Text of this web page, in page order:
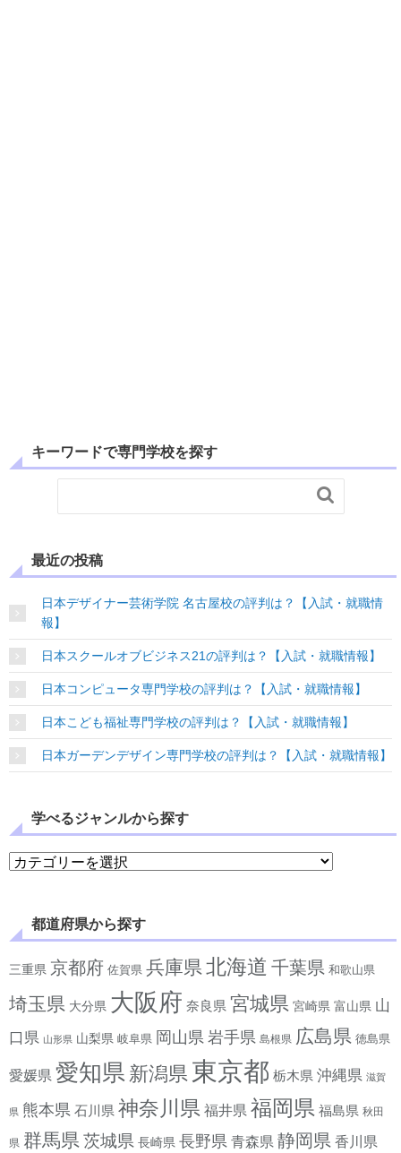
キーワードで専門学校を探す

最近の投稿
日本デザイナー芸術学院 名古屋校の評判は？【入試・就職情
報】
日本スクールオブビジネス21の評判は？【入試・就職情報】
日本コンピュータ専門学校の評判は？【入試・就職情報】
日本こども福祉専門学校の評判は？【入試・就職情報】
日本ガーデンデザイン専門学校の評判は？【入試・就職情報】
学べるジャンルから探す
学べるジャンルから探す
都道府県から探す
三重県 京都府 佐賀県 兵庫県 北海道 千葉県 和歌山県
埼玉県 大分県 大阪府 奈良県 宮城県 宮崎県 富山県 山
口県 山形県 山梨県 岐阜県 岡山県 岩手県 島根県 広島県 徳島県
愛媛県 愛知県 新潟県 東京都 栃木県 沖縄県 滋賀
県 熊本県 石川県 神奈川県 福井県 福岡県 福島県 秋田
県 群馬県 茨城県 長崎県 長野県 青森県 静岡県 香川県